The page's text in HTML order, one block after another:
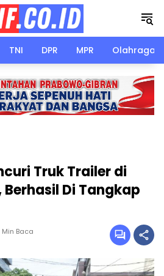
TNI DPR MPR Olahraga
Truk Trailer di
Berhasil Di Tangkap
Min Baca